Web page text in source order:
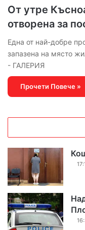
От утре
отворена за
Една от най-добре
запазена на място
- ГАЛЕРИЯ
Прочети Повече »